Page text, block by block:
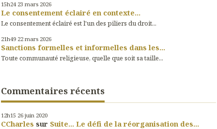
15h24 23 mars 2026
Le consentement éclairé en contexte...
Le consentement éclairé est l'un des piliers du droit...
21h49 22 mars 2026
Sanctions formelles et informelles dans les...
Toute communauté religieuse, quelle que soit sa taille...
Commentaires récents
12h15 26 juin 2020
CCharles sur Suite... Le défi de la réorganisation des...